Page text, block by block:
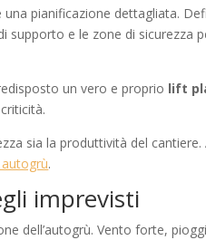
pianificazione dettagliata.
supporto e le zone di sicurezza
un vero e proprio lift
sia la produttività del
.
imprevisti
dell’autogrù. Vento forte,